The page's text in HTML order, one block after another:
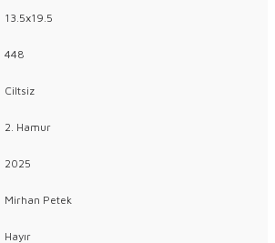
13.5x19.5
448
Ciltsiz
2. Hamur
2025
Mirhan Petek
Hayır